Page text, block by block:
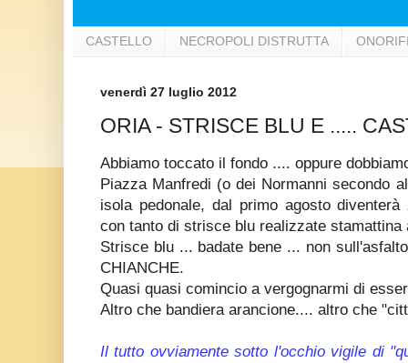
CASTELLO NECROPOLI DISTRUTTA
venerdì 27 luglio 2012
ORIA - STRISCE BLU E .....
Abbiamo toccato il fondo .... oppure
Piazza Manfredi (o dei Normanni secondo
isola pedonale, dal primo agosto
con tanto di strisce blu realizzate stamattina
Strisce blu ... badate bene ... non
CHIANCHE.
Quasi quasi comincio a vergognarmi di
Altro che bandiera arancione.... altro che
Il tutto ovviamente sotto l'occhio vigile di